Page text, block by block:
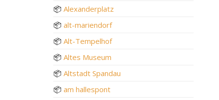
📦 Alexanderplatz
📦 alt-mariendorf
📦 Alt-Tempelhof
📦 Altes Museum
📦 Altstadt Spandau
📦 am hallespont